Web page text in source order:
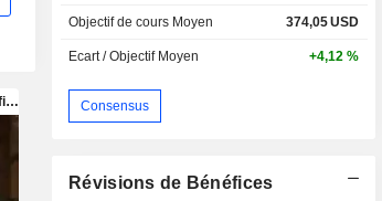
Objectif de cours Moyen 374,05USD
Ecart / Objectif Moyen +4,12 %
Consensus
Révisions de Bénéfices